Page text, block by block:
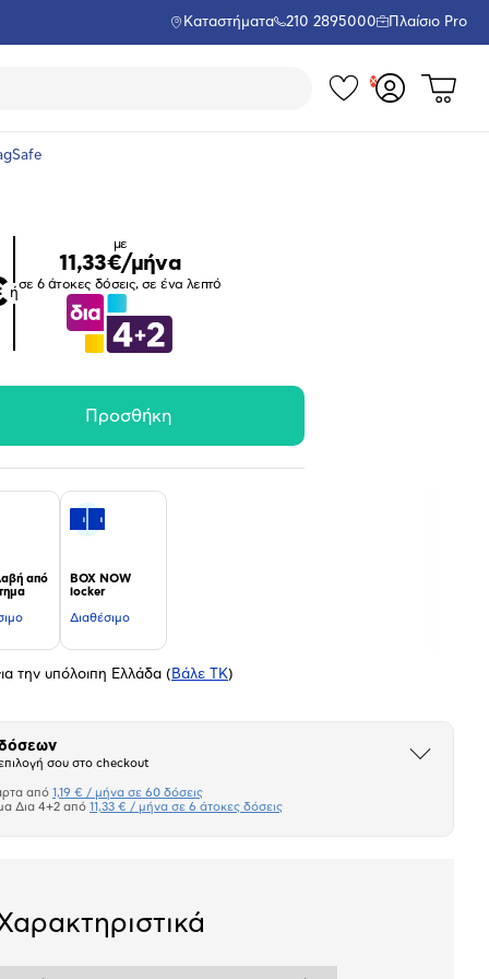
Καταστήματα 210 2895000 Πλαίσιο Pro
Τα
Δες
Μεγέθυνση
ή
με
11,33€/μήνα
σε 6 άτοκες δόσεις, σε ένα λεπτό
Προσθήκη
από
BOX NOW
locker
Διαθέσιμο
την υπόλοιπη Ελλάδα ( Βάλε ΤΚ)
σου στο checkout
Άνοιξε
Πιστωτική κάρτα
1,19 €
από 1,19 € / μήνα σε 60 δόσεις
Δια 4+2 από 11,33 € / μήνα σε 6 άτοκες δόσεις